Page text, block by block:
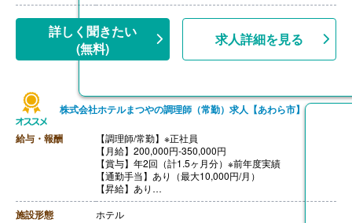
詳しく聞きたい
(無料)
求人詳細を見る
株式会社ホテルまつやの調理師（常勤）求人【あわら市】
給与・報酬
【調理師/常勤】※正社員
【月給】200,000円-350,000円
【賞与】年2回（計1.5ヶ月分）※前年度実績
【通勤手当】あり（最大10,000円/月）
【昇給】あり
【退職金】あり※勤続5年以上
施設形態 ホテル